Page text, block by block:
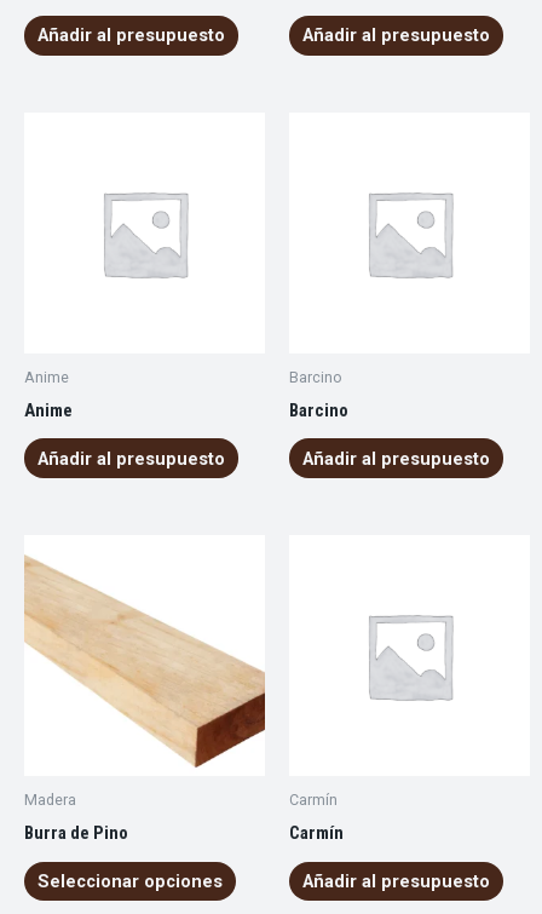
Añadir al presupuesto Añadir al presupuesto
Anime
Anime
Añadir al presupuesto
Barcino
Barcino
Añadir al presupuesto
Madera
Burra de Pino
Seleccionar opciones
Carmín
Carmín
Añadir al presupuesto